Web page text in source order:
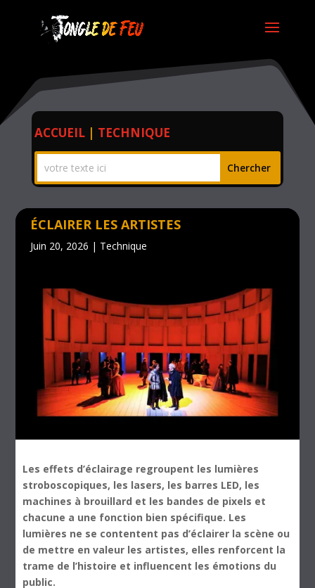
ACCUEIL| TECHNIQUE
ÉCLAIRER LES ARTISTES
Juin 20, 2026 | Technique
Les effets d’éclairage regroupent les lumières
stroboscopiques, les lasers, les barres LED, les
machines à brouillard et les bandes de pixels et
chacune a une fonction bien spécifique. Les
lumières ne se contentent pas d’éclairer la scène ou
de mettre en valeur les artistes, elles renforcent la
trame de l’histoire et influencent les émotions du
public.